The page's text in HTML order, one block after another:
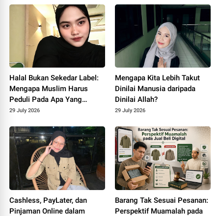
Halal Bukan Sekedar Label:
Mengapa Muslim Harus
Peduli Pada Apa Yang
Dikonsumsi?
29 July 2026
Mengapa Kita Lebih Takut
Dinilai Manusia daripada
Dinilai Allah?
29 July 2026
Cashless, PayLater, dan
Pinjaman Online dalam
Barang Tak Sesuai Pesanan:
Perspektif Muamalah pada